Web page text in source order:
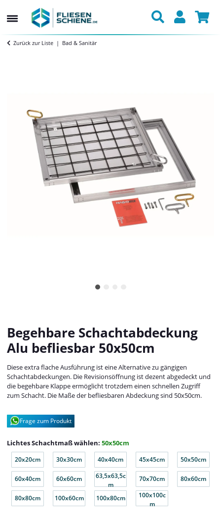
Zurück zur Liste Bad & Sanitär
Begehbare Schachtabdeckung
Alu befliesbar 50x50cm
Diese extra flache Ausführung ist eine Alternative zu gängigen
Schachtabdeckungen. Die Revisionsöffnung ist dezent abgedeckt und
die begehbare Klappe ermöglicht trotzdem einen schnellen Zugriff
zum Schacht. Die Maße der befliesbaren Abdeckung sind 50x50cm.
Frage zum Produkt
Lichtes Schachtmaß wählen: 50x50cm
20x20cm
20x20cm 30x30cm
30x30cm 40x40cm
40x40cm 45x45cm
45x45cm 50x50cm
50x50cm
60x40cm
60x40cm 60x60cm
60x60cm
63,5x63,5c
m63,5x63,5cm70x70cm
70x70cm 80x60cm
80x60cm
80x80cm
80x80cm 100x60cm
100x60cm 100x80cm
100x80cm
100x100c
m100x100cm